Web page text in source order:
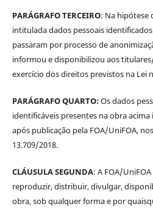
PARÁGRAFO TERCEIRO: Na hipótese
intitulada dados pessoais
passaram por processo de
informou e disponibilizou aos
exercício dos direitos previstos na Lei
PARÁGRAFO QUARTO:Os dados
identificáveis presentes na obra
após publicação pela FOA/UniFOA,
13.709/2018.
CLÁUSULA SEGUNDA: A FOA/
reproduzir, distribuir, divulgar,
obra, sob qualquer forma e por